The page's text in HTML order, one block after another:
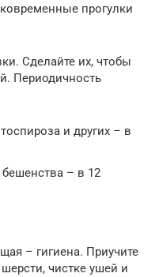
прогулки
Сделайте их, чтобы
Периодичность
и других – в
– в 12
– гигиена. Приучите
чистке ушей и